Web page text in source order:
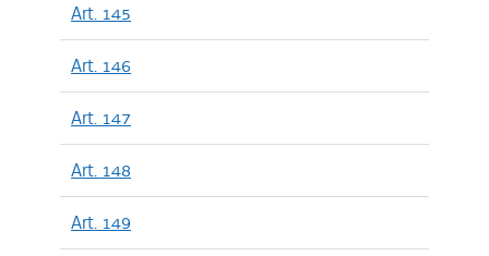
Art. 145
Art. 146
Art. 147
Art. 148
Art. 149